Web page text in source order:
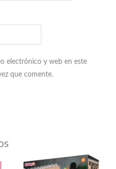
electrónico y web en este
que comente.